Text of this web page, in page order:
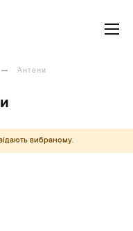
Антени
вибраному.